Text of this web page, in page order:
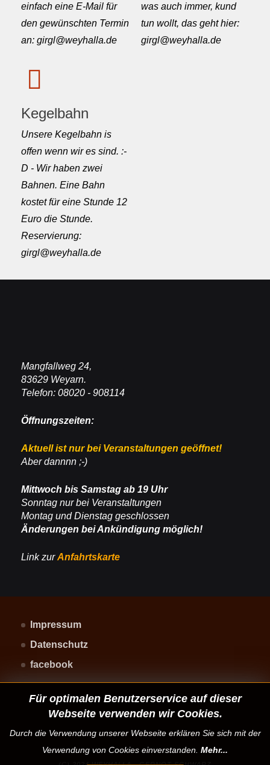
einfach eine E-Mail für
den gewünschten Termin
an: girgl@weyhalla.de
was auch immer, kund
tun wollt, das geht hier:
girgl@weyhalla.de
Kegelbahn
Unsere Kegelbahn is
offen wenn wir es sind. :-
D - Wir haben zwei
Bahnen. Eine Bahn
kostet für eine Stunde 12
Euro die Stunde.
Reservierung:
girgl@weyhalla.de
Mangfallweg 24,
83629 Weyarn.
Telefon: 08020 - 908114
Öffnungszeiten:
Aktuell ist nur bei Veranstaltungen geöffnet!
Aber dannnn ;-)
Mittwoch bis Samstag ab 19 Uhr
Sonntag nur bei Veranstaltungen
Montag und Dienstag geschlossen
Änderungen bei Ankündigung möglich!
Link zurAnfahrtskarte
Impressum
Datenschutz
facebook
Für optimalen Benutzerservice auf dieser
Webseite verwenden wir Cookies.
Durch die Verwendung unserer Webseite erklären Sie sich mit der
Verwendung von Cookies einverstanden. Mehr...